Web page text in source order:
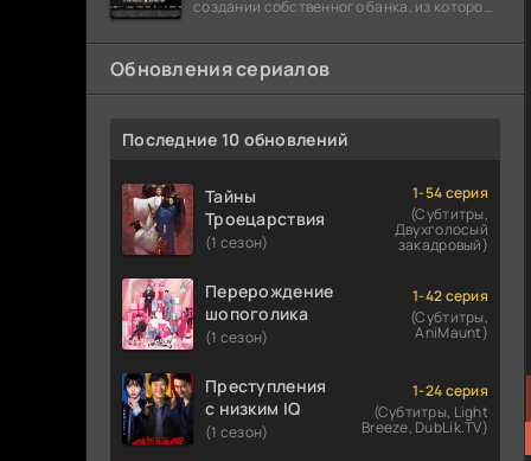
создании собственного банка, из которого
долларов. Однако,
Обновления сериалов
Последние 10 обновлений
Тайны
Троецарствия
(1 сезон)
1-54 серия
(Субтитры,
Двухголосый
закадровый)
Перерождение
шопоголика
(1 сезон)
1-42 серия
(Субтитры,
AniMaunt)
Преступления
с низким IQ
(1 сезон)
1-24 серия
(Субтитры, Light
Breeze, DubLik.TV)